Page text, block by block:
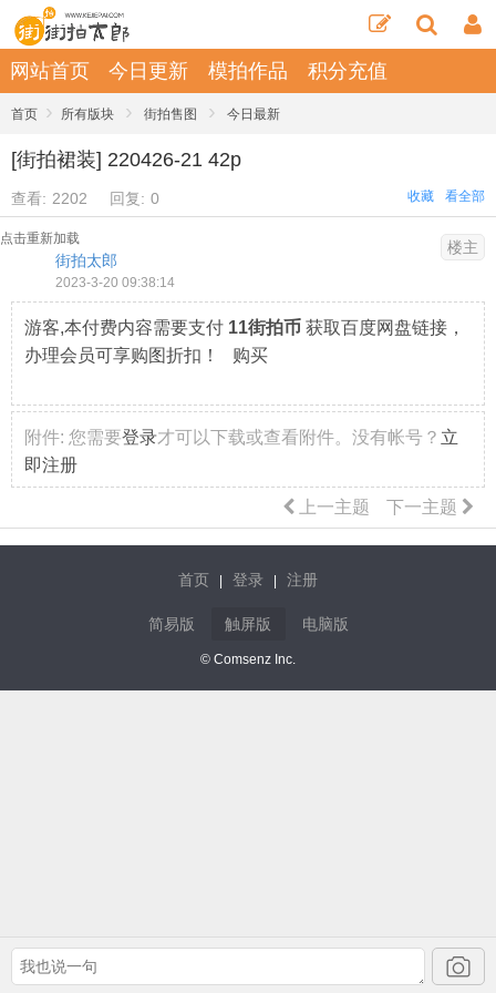
网站首页 今日更新 模拍作品 积分充值
首页 › 所有版块 › 街拍售图 › 今日最新
[街拍裙装] 220426-21 42p
查看: 2202 回复: 0 看全部
收藏
点击重新加载
街拍太郎
2023-3-20 09:38:14
楼主
游客,本付费内容需要支付 11街拍币 获取百度网盘链接，
办理会员可享购图折扣！ 购买
附件: 您需要登录才可以下载或查看附件。没有帐号？ 立
即注册
下一主题
上一主题
首页 登录 注册
简易版 触屏版 电脑版
© Comsenz Inc.